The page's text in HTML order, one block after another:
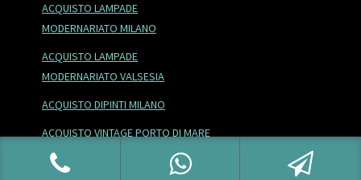
ACQUISTO LAMPADE
MODERNARIATO MILANO
ACQUISTO LAMPADE
MODERNARIATO VALSESIA
ACQUISTO DIPINTI MILANO
ACQUISTO VINTAGE PORTO DI MARE
ACQUISTO LAMPADE